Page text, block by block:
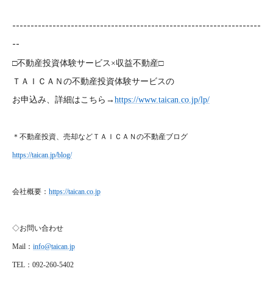
--------------------------------------------------------------------
--
□不動産投資体験サービス×収益不動産□
ＴＡＩＣＡＮの不動産投資体験サービスの
お申込み、詳細はこちら→ https://www.taican.co.jp/lp/
＊不動産投資、売却などＴＡＩＣＡＮの不動産ブログ
https://taican.jp/blog/
会社概要： https://taican.co.jp
◇お問い合わせ
Mail ： info@taican.jp
TEL ：092-260-5402